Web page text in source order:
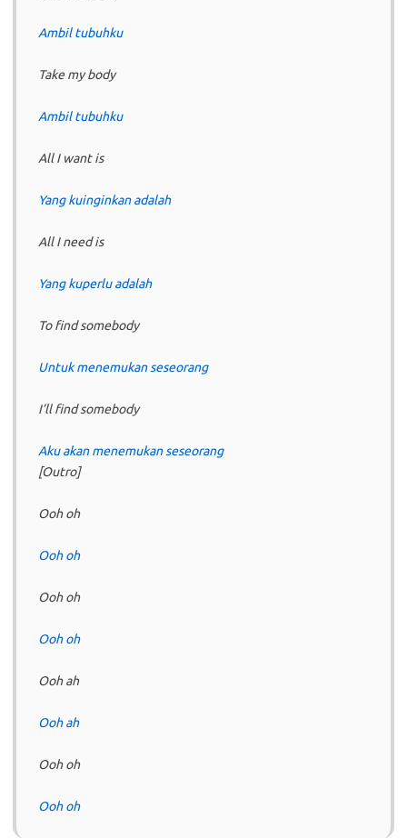
Ambil tubuhku
Take my body
Ambil tubuhku
All I want is
Yang kuinginkan adalah
All I need is
Yang kuperlu adalah
To find somebody
Untuk menemukan seseorang
I’ll find somebody
Aku akan menemukan seseorang
[Outro]
Ooh oh
Ooh oh
Ooh oh
Ooh oh
Ooh ah
Ooh ah
Ooh oh
Ooh oh